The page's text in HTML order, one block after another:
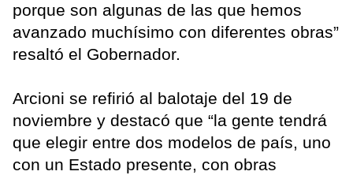
porque son algunas de las que hemos
avanzado muchísimo con diferentes obras”
resaltó el Gobernador.
Arcioni se refirió al balotaje del 19 de
noviembre y destacó que “la gente tendrá
que elegir entre dos modelos de país, uno
con un Estado presente, con obras